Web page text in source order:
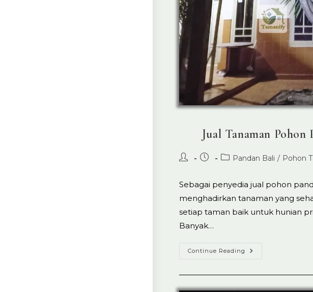
Jual Tanaman
Post Post PostPandan Bali / Pohon
Sebagai penyedia jual pohon
menghadirkan tanaman yang
setiap taman baik untuk hunian
Banyak…
Continue Reading Jual
Di